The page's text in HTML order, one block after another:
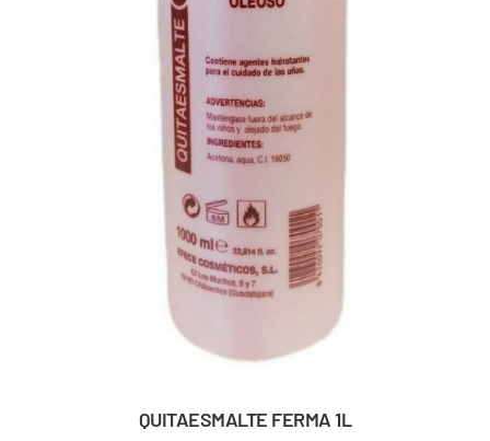
QUITAESMALTE FERMA 1L